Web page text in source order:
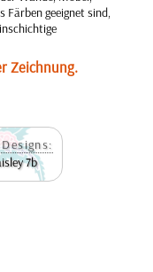
Färben geeignet sind,
Zeichnung.
7b